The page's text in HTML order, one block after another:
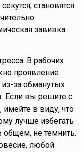
становятся
завивка
В рабочих
проявление
за обманутых
Если вы решите с
в виду, что
лучше избегать
не темнить.
любой